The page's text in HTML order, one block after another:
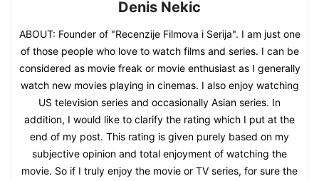
Denis Nekic
ABOUT: Founder of "Recenzije Filmova i Serija". I am just one
of those people who love to watch films and series. I can be
considered as movie freak or movie enthusiast as I generally
watch new movies playing in cinemas. I also enjoy watching
US television series and occasionally Asian series. In
addition, I would like to clarify the rating which I put at the
end of my post. This rating is given purely based on my
subjective opinion and total enjoyment of watching the
movie. So if I truly enjoy the movie or TV series, for sure the